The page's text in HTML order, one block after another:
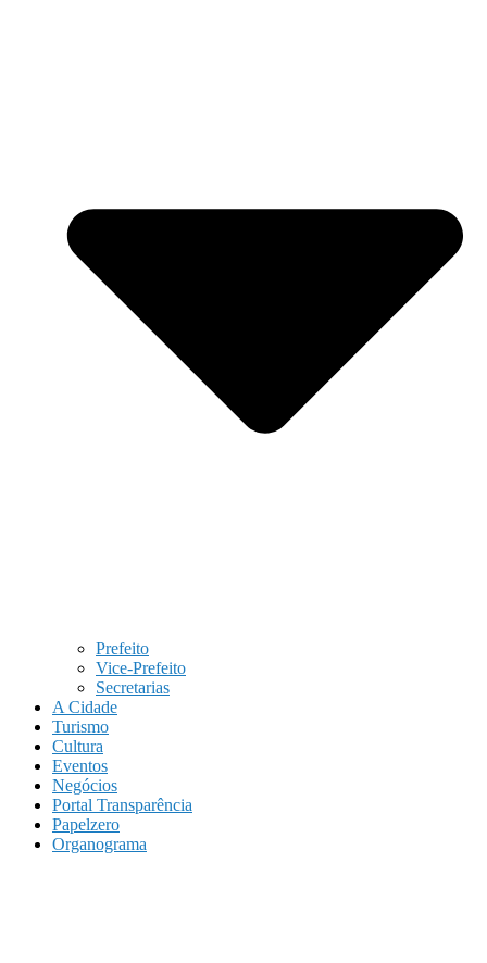
Prefeito
Vice-Prefeito
Secretarias
A Cidade
Turismo
Cultura
Eventos
Negócios
Portal Transparência
Papelzero
Organograma